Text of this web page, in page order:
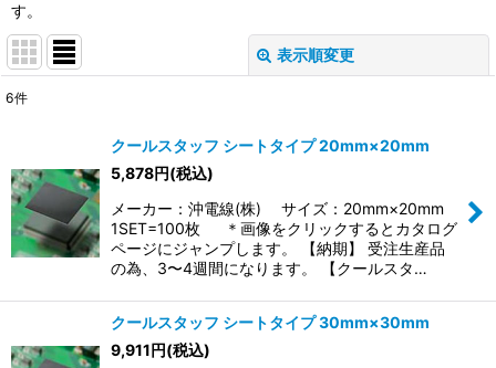
す。
表示順変更
並び順:
絞り込む
6件
クールスタッフ シートタイプ 20mm×20mm
5,878円(税込)
メーカー：沖電線(株) サイズ：20mm×20mm
1SET=100枚 ＊画像をクリックするとカタログ
ページにジャンプします。 【納期】 受注生産品
の為、3〜4週間になります。 【クールスタ…
クールスタッフ シートタイプ 30mm×30mm
9,911円(税込)